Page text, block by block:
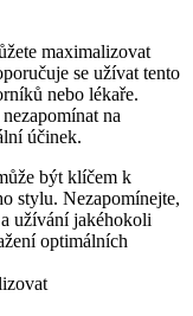
maximalizovat
se užívat tento
nebo lékaře.
na
účinek.
být klíčem k
stylu. Nezapomínejte,
užívání jakéhokoli
optimálních